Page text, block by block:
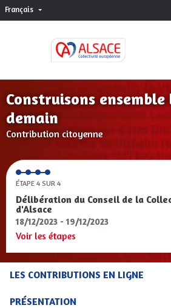
Français Choisir la langue
Construisons ensemble
demain
Contribution citoyenne
ÉTAPE 4 SUR 4
Délibération du Conseil de la
d'Alsace
18/12/2023 - 19/12/2023
Voir les étapes
LES CONTRIBUTIONS EN LIGNE
PRÉSENTATION